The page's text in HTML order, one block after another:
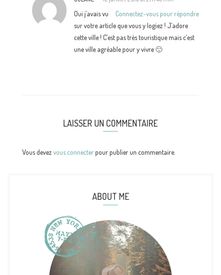
Connectez-vous pour répondre
Oui j’avais vu
sur votre article que vous y logiez ! J’adore
cette ville ! C’est pas très touristique mais c’est
une ville agréable pour y vivre 🙂
LAISSER UN COMMENTAIRE
Vous devezvous connecterpour publier un commentaire.
ABOUT ME